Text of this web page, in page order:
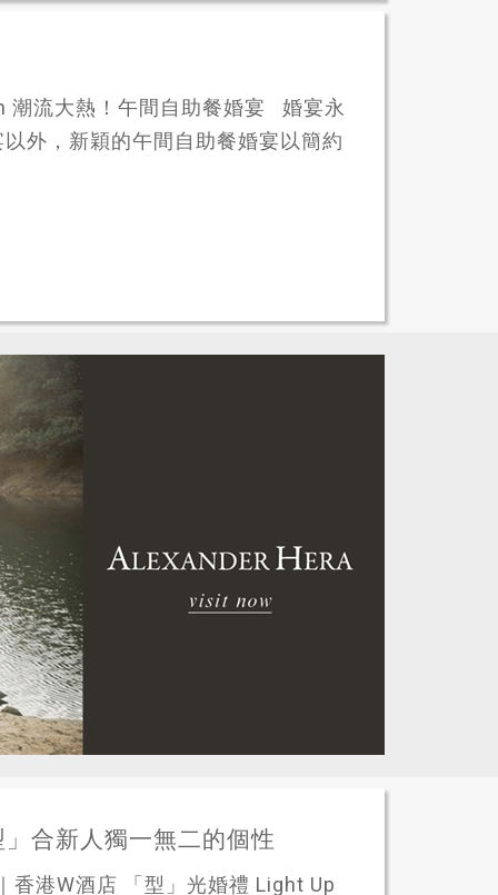
流大熱！午間自助餐婚宴 婚宴永
外，新穎的午間自助餐婚宴以簡約
合新人獨一無二的個性
香港W酒店 「型」光婚禮 Light Up